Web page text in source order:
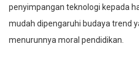
penyimpangan teknologi kepada
mudah dipengaruhi budaya trend
menurunnya moral pendidikan.